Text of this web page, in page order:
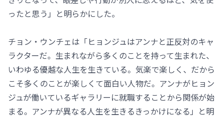
ったと思う」と明らかにした。
チョン・ウンチェは「ヒョンジュはアンナと正反対のキャ
ラクターだ。生まれながら多くのことを持って生まれた、
いわゆる優越な人生を生きている。気楽で楽しく、だから
こそ多くのことが楽しくて面白い人物だ。アンナがヒョン
ジュが働いているギャラリーに就職することから関係が始
まる。アンナが異なる人生を生きるきっかけになる」と明